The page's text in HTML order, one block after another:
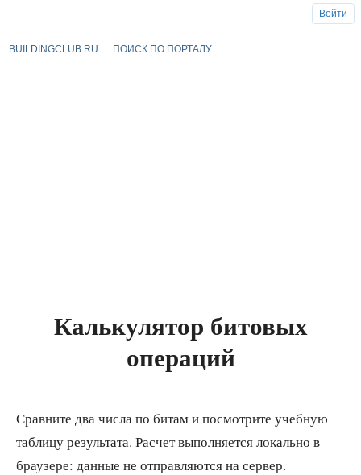
BUILDINGCLUB.RU ПОИСК ПО ПОРТАЛУ
Калькулятор битовых
операций
Сравните два числа по битам и посмотрите учебную
таблицу результата. Расчет выполняется локально в
браузере: данные не отправляются на сервер.
Войти